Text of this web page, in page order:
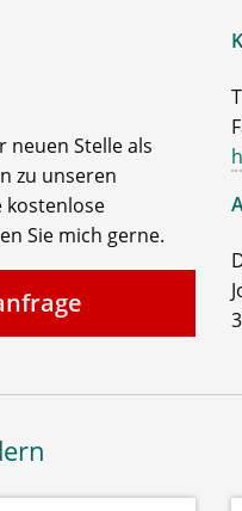
neuen Stelle als
zu unseren
kostenlose
Sie mich gerne.